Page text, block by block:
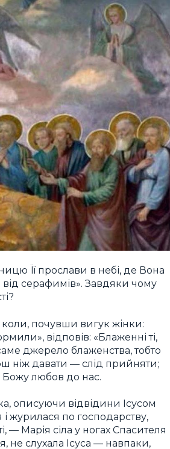
Її прослави в небі, де Вона
серафимів». Завдяки чому
коли, почувши вигук жінки:
відповів: «Блаженні ті,
джерело блаженства, тобто
ніж давати — слід прийняти;
любов до нас.
описуючи відвідини Ісусом
і журилася по господарству,
— Марія сіла у ногах Спасителя
не слухала Ісуса — навпаки,